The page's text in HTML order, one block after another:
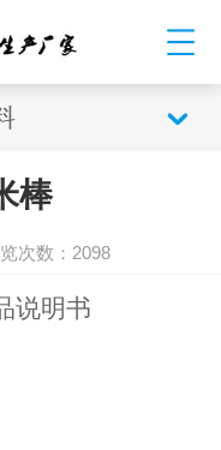
棒
次数：2098
说明书